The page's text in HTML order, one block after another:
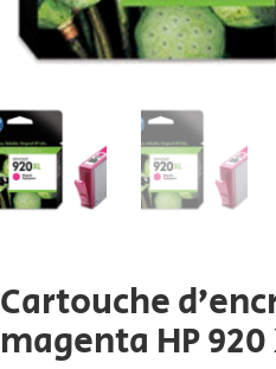
Cartouche
magenta HP 920